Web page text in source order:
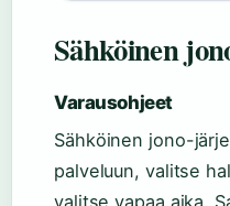
Sähköinen
Varausohjeet
Sähköinen jono-
palveluun, valitse
valitse vapaa aika.